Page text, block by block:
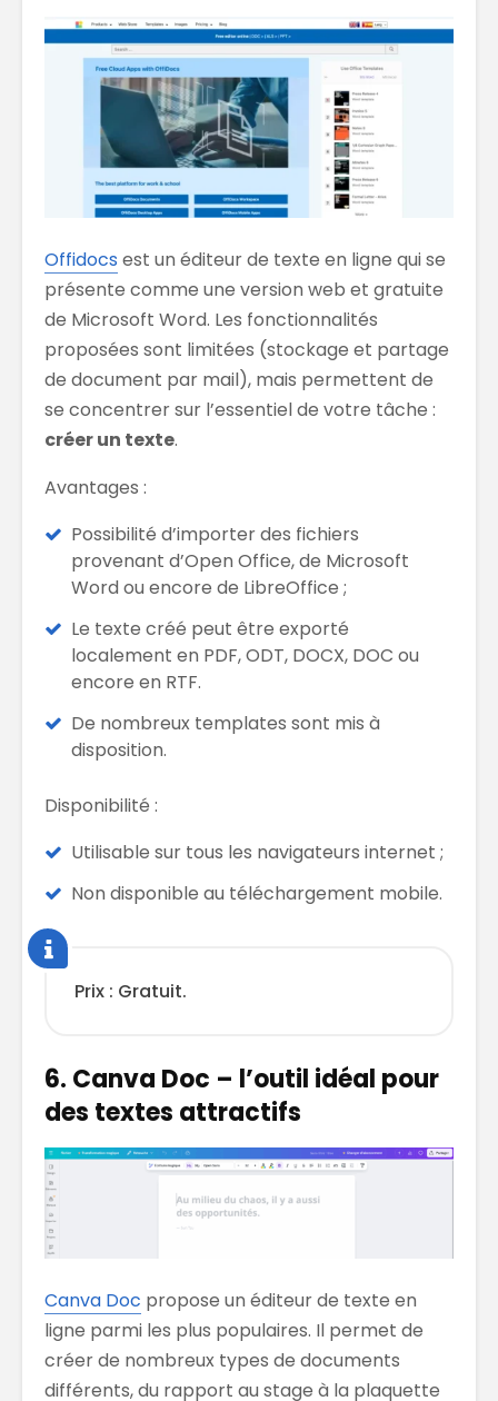
Offidocs est un éditeur de texte en ligne qui se
présente comme une version web et gratuite
de Microsoft Word. Les fonctionnalités
proposées sont limitées (stockage et partage
de document par mail), mais permettent de
se concentrer sur l’essentiel de votre tâche :
créer un texte.
Avantages :
Possibilité d’importer des fichiers
provenant d’Open Office, de Microsoft
Word ou encore de LibreOffice ;
Le texte créé peut être exporté
localement en PDF, ODT, DOCX, DOC ou
encore en RTF.
De nombreux templates sont mis à
disposition.
Disponibilité :
Utilisable sur tous les navigateurs internet ;
Non disponible au téléchargement mobile.
Prix : Gratuit.
6. Canva Doc – l’outil idéal pour
des textes attractifs
Canva Doc propose un éditeur de texte en
ligne parmi les plus populaires. Il permet de
créer de nombreux types de documents
différents, du rapport au stage à la plaquette